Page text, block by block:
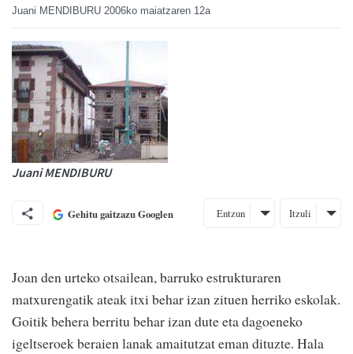
Juani MENDIBURU 2006ko maiatzaren 12a
Juani MENDIBURU
Gehitu gaitzazu Googlen Entzun Itzuli
Joan den urteko otsailean, barruko estrukturaren
matxurengatik ateak itxi behar izan zituen herriko eskolak.
Goitik behera berritu behar izan dute eta dagoeneko
igeltseroek beraien lanak amaitutzat eman dituzte. Hala